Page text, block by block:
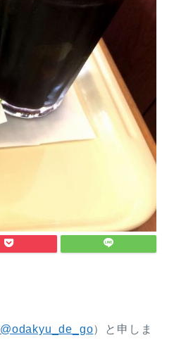
@odakyu_de_go）と申しま